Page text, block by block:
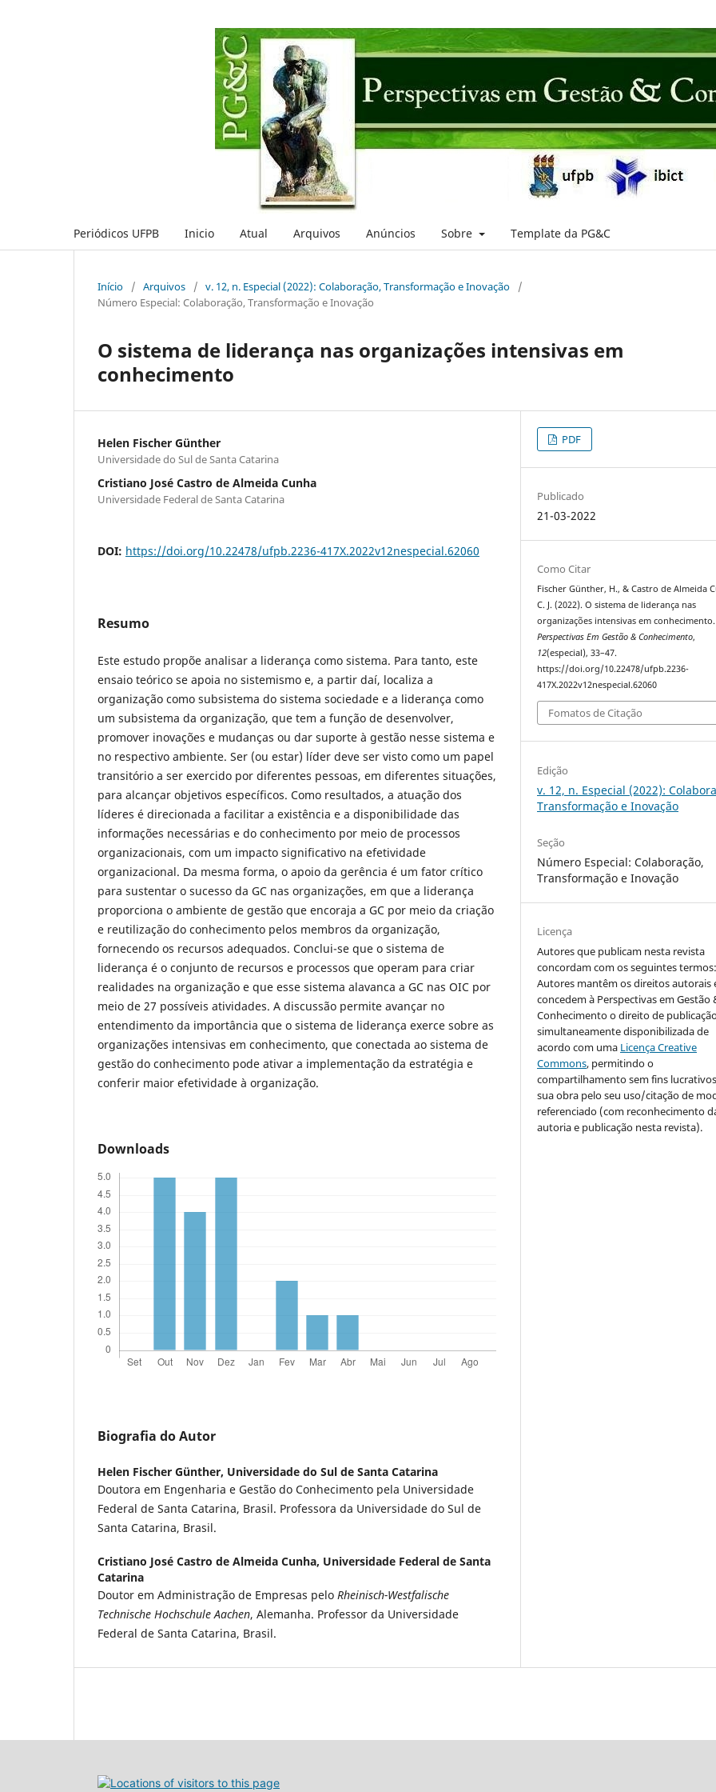
Periódicos UFPB Inicio Atual Arquivos Anúncios Sobre Template da PG&C
Início / Arquivos / v. 12, n. Especial (2022): Colaboração, Transformação e Inovação
/
Número Especial: Colaboração, Transformação e Inovação
O sistema de liderança nas organizações intensivas em
conhecimento
Helen Fischer Günther
Universidade do Sul de Santa Catarina
Cristiano José Castro de Almeida Cunha
Universidade Federal de Santa Catarina
DOI: https://doi.org/10.22478/ufpb.2236-417X.2022v12nespecial.62060
Resumo
Este estudo propõe analisar a liderança como sistema. Para tanto, este
ensaio teórico se apoia no sistemismo e, a partir daí, localiza a
organização como subsistema do sistema sociedade e a liderança como
um subsistema da organização, que tem a função de desenvolver,
promover inovações e mudanças ou dar suporte à gestão nesse sistema e
no respectivo ambiente. Ser (ou estar) líder deve ser visto como um papel
transitório a ser exercido por diferentes pessoas, em diferentes situações,
para alcançar objetivos específicos. Como resultados, a atuação dos
líderes é direcionada a facilitar a existência e a disponibilidade das
informações necessárias e do conhecimento por meio de processos
organizacionais, com um impacto significativo na efetividade
organizacional. Da mesma forma, o apoio da gerência é um fator crítico
para sustentar o sucesso da GC nas organizações, em que a liderança
proporciona o ambiente de gestão que encoraja a GC por meio da criação
e reutilização do conhecimento pelos membros da organização,
fornecendo os recursos adequados. Conclui-se que o sistema de
liderança é o conjunto de recursos e processos que operam para criar
realidades na organização e que esse sistema alavanca a GC nas OIC por
meio de 27 possíveis atividades. A discussão permite avançar no
entendimento da importância que o sistema de liderança exerce sobre as
organizações intensivas em conhecimento, que conectada ao sistema de
gestão do conhecimento pode ativar a implementação da estratégia e
conferir maior efetividade à organização.
Downloads
Biografia do Autor
Helen Fischer Günther, Universidade do Sul de Santa Catarina
Doutora em Engenharia e Gestão do Conhecimento pela Universidade
Federal de Santa Catarina, Brasil. Professora da Universidade do Sul de
Santa Catarina, Brasil.
Cristiano José Castro de Almeida Cunha, Universidade Federal de Santa
Catarina
Doutor em Administração de Empresas pelo Rheinisch-Westfalische
Technische Hochschule Aachen, Alemanha. Professor da Universidade
Federal de Santa Catarina, Brasil.
PDF
Publicado
21-03-2022
Como Citar
Fischer Günther, H., & Castro de Almeida
C. J. (2022). O sistema de liderança nas
organizações intensivas em conhecimento.
Perspectivas Em Gestão & Conhecimento,
12(especial), 33–47.
https://doi.org/10.22478/ufpb.2236-
417X.2022v12nespecial.62060
Fomatos de Citação
Edição
v. 12, n. Especial (2022):
Transformação e Inovação
Seção
Número Especial: Colaboração,
Transformação e Inovação
Licença
Autores que publicam nesta revista
concordam com os seguintes
Autores mantêm os direitos autorais
concedem à Perspectivas em Gestão
Conhecimento o direito de
simultaneamente disponibilizada de
acordo com uma Licença Creative
Commons, permitindo o
compartilhamento sem fins
sua obra pelo seu uso/citação de
referenciado (com reconhecimento
autoria e publicação nesta revista).